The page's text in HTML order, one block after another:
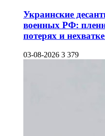
Украинские
военных РФ:
потерях и
03-08-2026 3 379